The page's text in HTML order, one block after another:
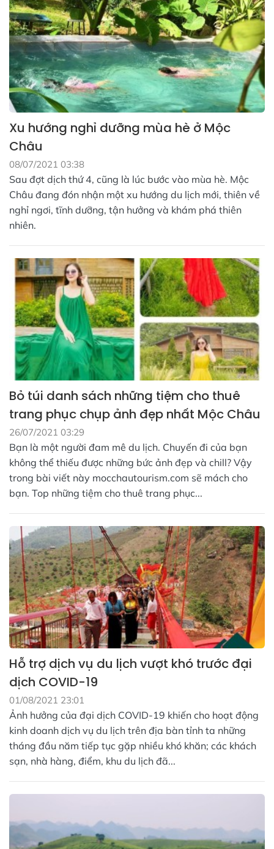
Xu hướng nghỉ dưỡng mùa hè ở Mộc
Châu
08/07/2021 03:38
Sau đợt dịch thứ 4, cũng là lúc bước vào mùa hè. Mộc
Châu đang đón nhận một xu hướng du lịch mới, thiên về
nghỉ ngơi, tĩnh dưỡng, tận hưởng và khám phá thiên
nhiên.
Bỏ túi danh sách những tiệm cho thuê
trang phục chụp ảnh đẹp nhất Mộc Châu
26/07/2021 03:29
Bạn là một người đam mê du lịch. Chuyến đi của bạn
không thể thiếu được những bức ảnh đẹp và chill? Vậy
trong bài viết này mocchautourism.com sẽ mách cho
bạn. Top những tiệm cho thuê trang phục...
Hỗ trợ dịch vụ du lịch vượt khó trước đại
dịch COVID-19
01/08/2021 23:01
Ảnh hưởng của đại dịch COVID-19 khiến cho hoạt động
kinh doanh dịch vụ du lịch trên địa bàn tỉnh ta những
tháng đầu năm tiếp tục gặp nhiều khó khăn; các khách
sạn, nhà hàng, điểm, khu du lịch đã...